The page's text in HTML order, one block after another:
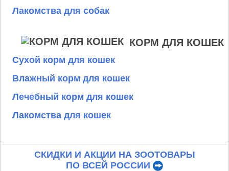
Лакомства для собак
КОРМ ДЛЯ КОШЕК
Сухой корм для кошек
Влажный корм для кошек
Лечебный корм для кошек
Лакомства для кошек
СКИДКИ И АКЦИИ НА ЗООТОВАРЫ
ПО ВСЕЙ РОССИИ